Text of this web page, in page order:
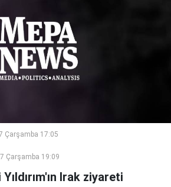
Çarşamba 17:05
Çarşamba 19:09
Irak ziyareti